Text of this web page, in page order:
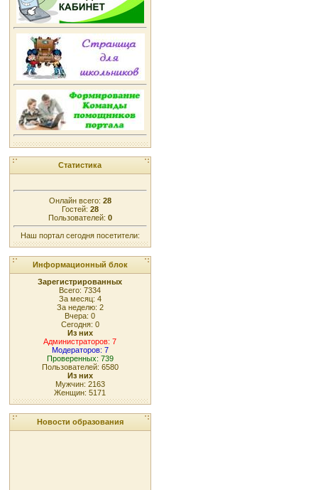
Статистика
Онлайн всего: 28
Гостей: 28
Пользователей: 0
Наш портал сегодня посетители:
Информационный блок
Зарегистрированных
Всего: 7334
За месяц: 4
За неделю: 2
Вчера: 0
Сегодня: 0
Из них
Администраторов: 7
Модераторов: 7
Проверенных: 739
Пользователей: 6580
Из них
Мужчин: 2163
Женщин: 5171
Новости образования